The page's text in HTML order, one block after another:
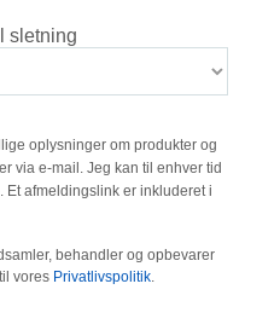
sletning
oplysninger om produkter og
via e-mail. Jeg kan til enhver tid
afmeldingslink er inkluderet i
behandler og opbevarer
vores Privatlivspolitik.